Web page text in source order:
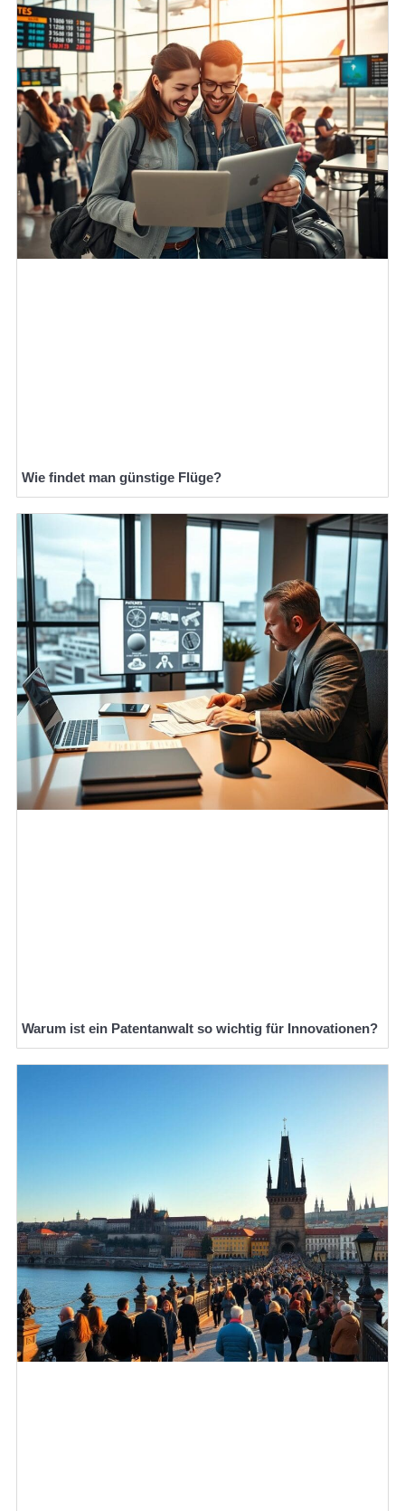
Wie findet man günstige Flüge?
Warum ist ein Patentanwalt so wichtig für Innovationen?